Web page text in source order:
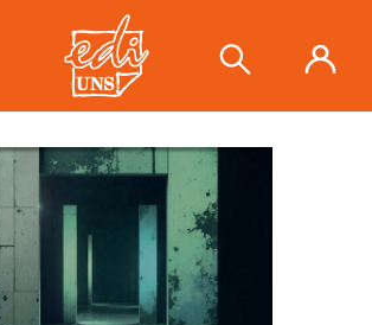
sirve el pasado? Viejos y
en la enseñanza de
se ha añadido a tu carrito.